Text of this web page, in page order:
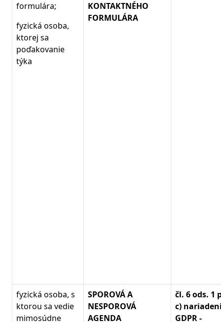
formulára;
fyzická osoba,
ktorej sa
poďakovanie
týka
KONTAKTNÉHO
FORMULÁRA
fyzická osoba, s
ktorou sa vedie
mimosúdne
SPOROVÁ A
NESPOROVÁ
AGENDA
čl. 6 ods. 1
c)
GDPR -